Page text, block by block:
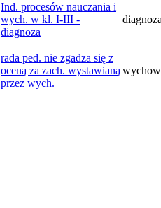
Ind. procesów nauczania i
wych. w kl. I-III -
diagnoza
diagnoza
rada ped. nie zgadza się z
oceną za zach. wystawianą
przez wych.